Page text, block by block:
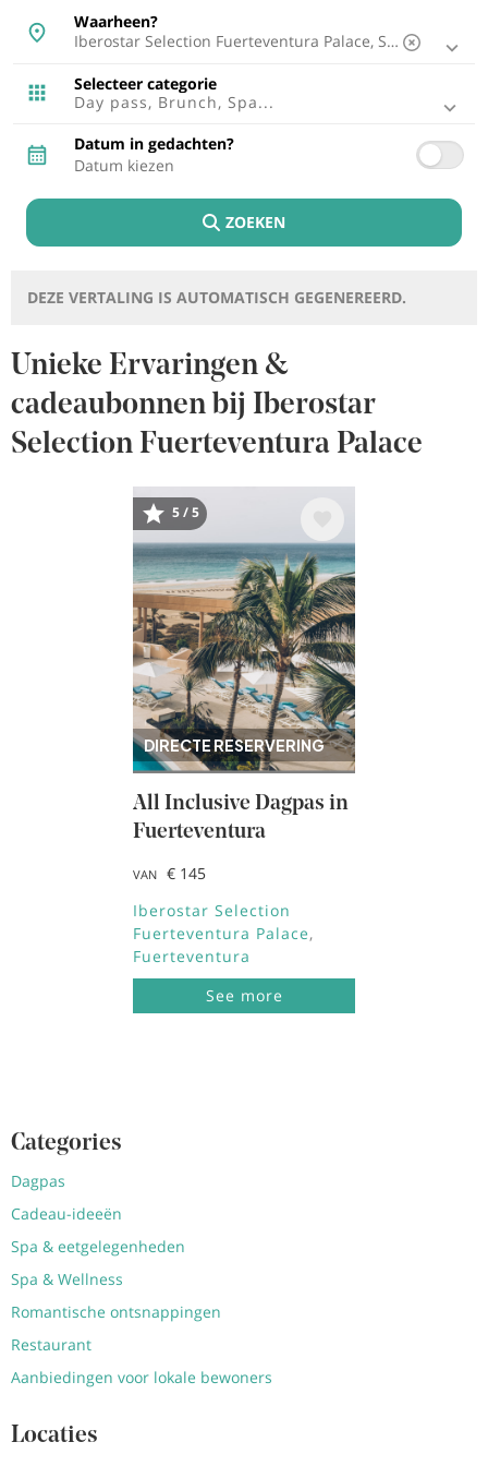
Mallorca, Spanje
Malaga, Spanje
Tenerife, Spanje
Cádiz, Spanje
Punta Cana, Dominicaanse Republiek
Riviera Maya, Mexico
Fuerteventura, Spanje
Lagos, Portugal
Bayahibe, Dominicaanse Republiek
Brabo Punt, Aruba
Trelawny, Jamaica
Waarheen?
Selecteer categorie
Day pass, Brunch, Spa...
Datum in gedachten?
ZOEKEN
DEZE VERTALING IS AUTOMATISCH GEGENEREERD.
Unieke Ervaringen &
cadeaubonnen bij Iberostar
Selection Fuerteventura Palace
DIRECTE RESERVERING
Afbeelding
5 / 5
All Inclusive Dagpas in
Fuerteventura
VAN
€ 145
Iberostar Selection
Fuerteventura Palace
Fuerteventura
See more
Categories
Dagpas
Cadeau-ideeën
Spa & eetgelegenheden
Spa & Wellness
Romantische ontsnappingen
Restaurant
Aanbiedingen voor lokale bewoners
Locaties